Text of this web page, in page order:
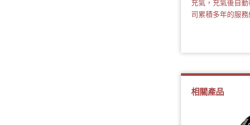
充氣，充氣後自
司累積多年的服
相關產品